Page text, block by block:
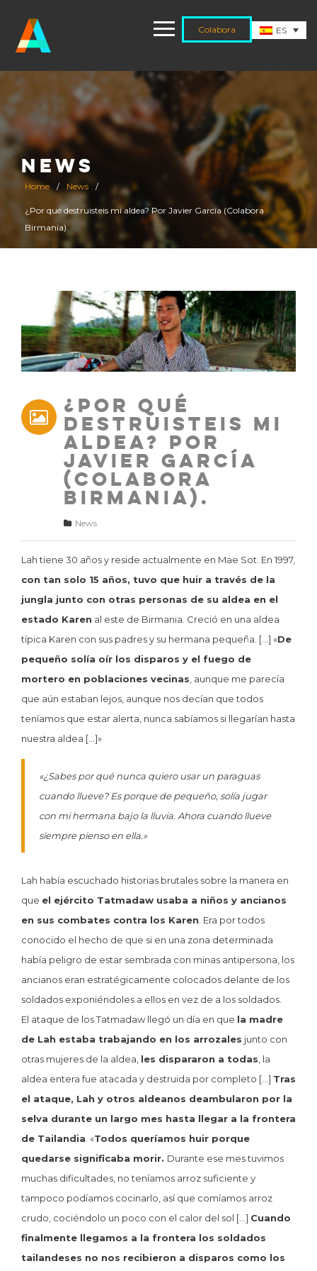
Colabora ES
NEWS
Home / News /
¿Por qué destruisteis mi aldea? Por Javier García (Colabora
Birmania).
¿Por qué
destruisteis mi
aldea? Por
Javier García
(Colabora
Birmania).
News
Lah tiene 30 años y reside actualmente en Mae Sot. En 1997,
con tan solo 15 años, tuvo que huir a través de la
jungla junto con otras personas de su aldea en el
estado Karen al este de Birmania. Creció en una aldea
típica Karen con sus padres y su hermana pequeña. […] «De
pequeño solía oír los disparos y el fuego de
mortero en poblaciones vecinas , aunque me parecía
que aún estaban lejos, aunque nos decían que todos
teníamos que estar alerta, nunca sabíamos si llegarían hasta
nuestra aldea […]»
«¿Sabes por qué nunca quiero usar un paraguas
cuando llueve? Es porque de pequeño, solía jugar
con mi hermana bajo la lluvia. Ahora cuando llueve
siempre pienso en ella.»
Lah había escuchado historias brutales sobre la manera en
que el ejército Tatmadaw usaba a niños y ancianos
en sus combates contra los Karen . Era por todos
conocido el hecho de que si en una zona determinada
había peligro de estar sembrada con minas antipersona, los
ancianos eran estratégicamente colocados delante de los
soldados exponiéndoles a ellos en vez de a los soldados.
El ataque de los Tatmadaw llegó un día en que la madre
de Lah estaba trabajando en los arrozales junto con
otras mujeres de la aldea, les dispararon a todas , la
aldea entera fue atacada y destruida por completo […] Tras
el ataque, Lah y otros aldeanos deambularon por la
selva durante un largo mes hasta llegar a la frontera
de Tailandia . «Todos queríamos huir porque
quedarse significaba morir. Durante ese mes tuvimos
muchas dificultades, no teníamos arroz suficiente y
tampoco podíamos cocinarlo, así que comíamos arroz
crudo, cociéndolo un poco con el calor del sol […] Cuando
finalmente llegamos a la frontera los soldados
tailandeses no nos recibieron a disparos como los